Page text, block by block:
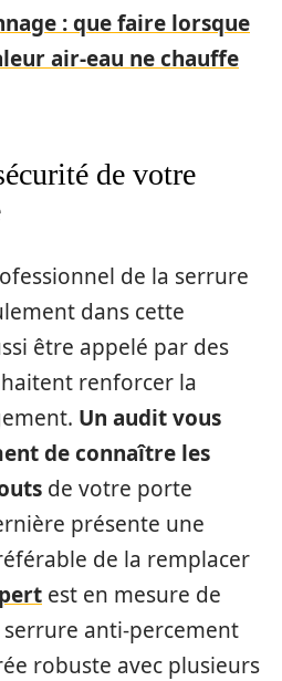
: que faire lorsque
air-eau ne chauffe
de votre
de la serrure
dans cette
être appelé par des
renforcer la
Un audit vous
de connaître les
de votre porte
présente une
de la remplacer
est en mesure de
anti-percement
robuste avec plusieurs